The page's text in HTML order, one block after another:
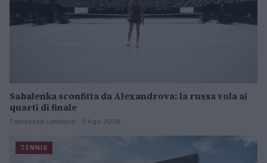
Sabalenka sconfitta da Alexandrova: la russa vola ai
quarti di finale
Francesca Lombardi · 9 Ago 2026
TENNIS